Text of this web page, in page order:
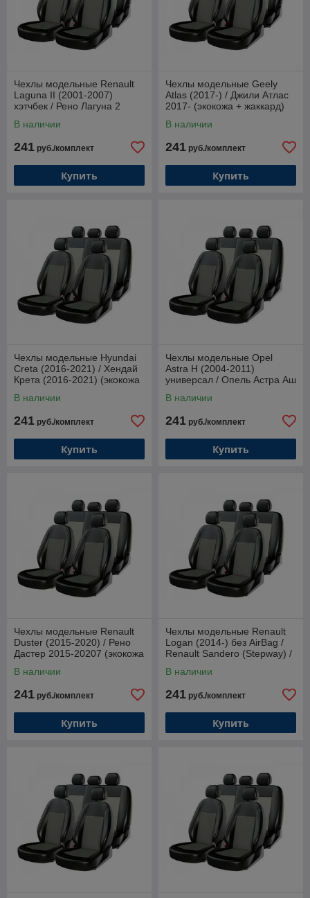
Чехлы модельные Renault
Laguna II (2001-2007)
хэтчбек / Рено Лагуна 2
В наличии
241 руб./комплект
Купить
Чехлы модельные Geely
Atlas (2017-) / Джили Атлас
2017- (экокожа + жаккард)
В наличии
241 руб./комплект
Купить
Чехлы модельные Hyundai
Creta (2016-2021) / Хендай
Крета (2016-2021) (экокожа
В наличии
241 руб./комплект
Купить
Чехлы модельные Opel
Astra H (2004-2011)
универсал / Опель Астра Аш
жаккард)
В наличии
241 руб./комплект
Купить
Чехлы модельные Renault
Duster (2015-2020) / Рено
Дастер 2015-20207 (экокожа
В наличии
241 руб./комплект
Купить
Чехлы модельные Renault
Logan (2014-) без AirBag /
Renault Sandero (Stepway) /
жаккард)
В наличии
241 руб./комплект
Купить